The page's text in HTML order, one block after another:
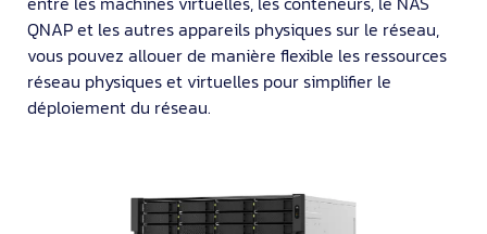
QNAP et les autres appareils physiques sur le réseau,
vous pouvez allouer de manière flexible les ressources
réseau physiques et virtuelles pour simplifier le
déploiement du réseau.